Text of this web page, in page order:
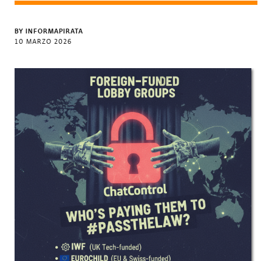
BY INFORMAPIRATA
10 MARZO 2026